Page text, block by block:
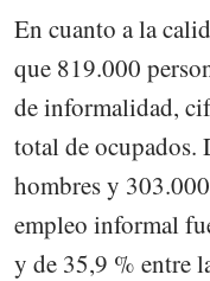
En cuanto a la
que 819.000
de informalidad,
total de ocupados.
hombres y
empleo informal
y de 35,9 % entre